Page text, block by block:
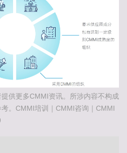
供更多CMMI资讯。所涉内容不构成
。CMMI培训｜CMMI咨询｜CMMI